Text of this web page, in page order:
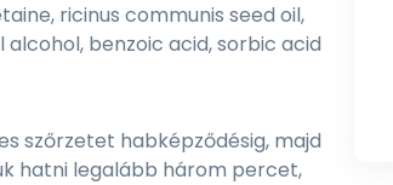
ricinus communis seed oil,
benzoic acid, sorbic acid
szőrzetet habképződésig, majd
hatni legalább három percet,